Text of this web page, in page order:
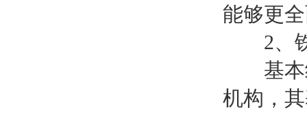
能够更
2、铁
基本结
机构，